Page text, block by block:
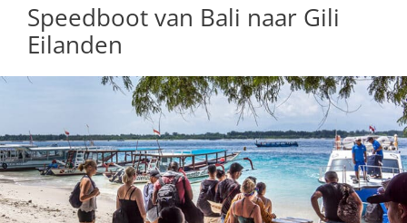
Speedboot van Bali naar Gili
Eilanden